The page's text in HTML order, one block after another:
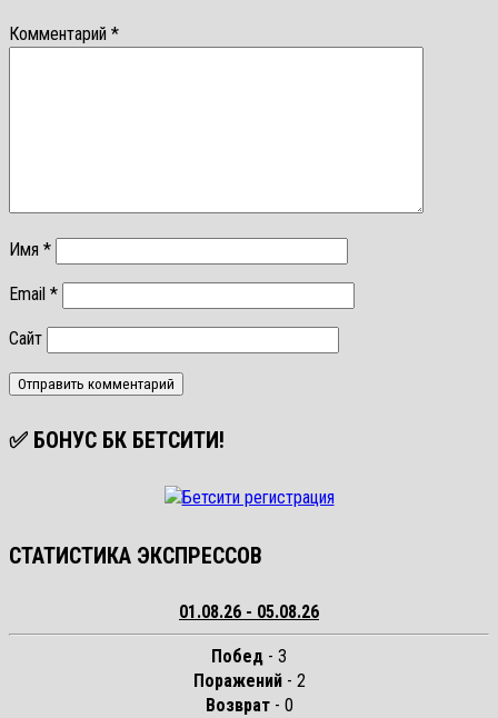
Комментарий *
Имя *
Email *
Сайт
✅ БОНУС БК БЕТСИТИ!
СТАТИСТИКА ЭКСПРЕССОВ
01.08.26 - 05.08.26
Побед - 3
Поражений- 2
Возврат- 0